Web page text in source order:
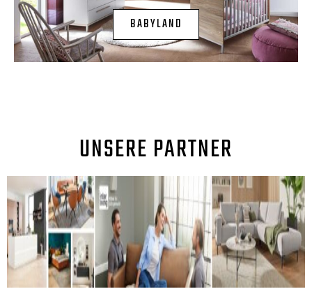
BABYLAND
UNSERE PARTNER